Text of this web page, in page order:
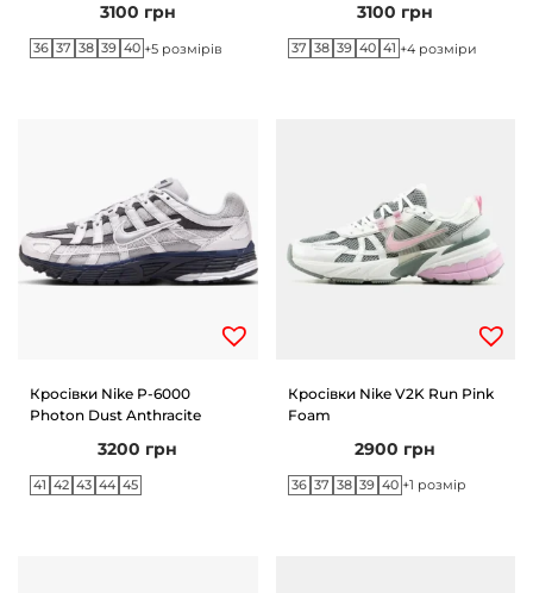
3100 грн
36 37 38 39 40 +5 розмірів
3100 грн
37 38 39 40 41 +4 розміри
Кросівки Nike P-6000
Photon Dust Anthracite
3200 грн
41 42 43 44 45
Кросівки Nike V2K Run Pink
Foam
2900 грн
36 37 38 39 40 +1 розмір